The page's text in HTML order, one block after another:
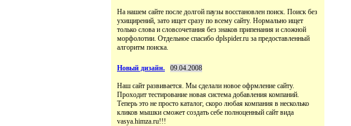
На нашем сайте после долгой паузы восстановлен поиск. Поиск без
ухищирений, зато ищет сразу по всему сайту. Нормально ищет
только слова и словсочетания без знаков припенания и сложной
морфолотии. Отдельное спасибо dplspider.ru за предоставленный
алгоритм поиска.
Новый дизайн. 09.04.2008
Наш сайт развивается. Мы сделали новое офрмление сайту.
Проходит тестирование новая система добавления компаний.
Теперь это не просто каталог, скоро любая компания в несколько
кликов мышки сможет создать себе полноценный сайт вида
vasya.himza.ru!!!